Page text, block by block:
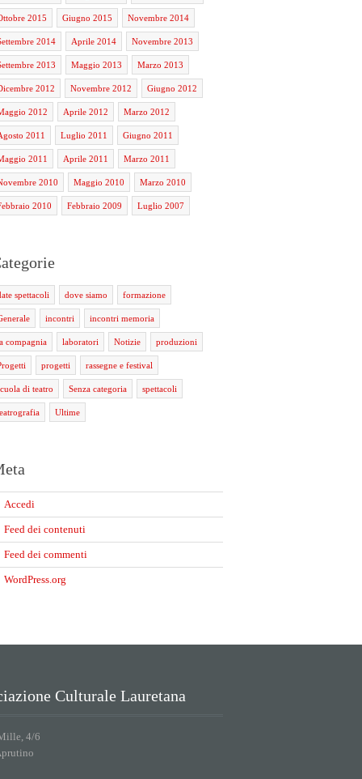
2015 Giugno 2015 Novembre 2014
2014 Aprile 2014 Novembre 2013
2013 Maggio 2013 Marzo 2013
2012 Novembre 2012 Giugno 2012
2012 Aprile 2012 Marzo 2012
2011 Luglio 2011 Giugno 2011
2011 Aprile 2011 Marzo 2011
2010 Maggio 2010 Marzo 2010
2010 Febbraio 2009 Luglio 2007
spettacoli dove siamo formazione
incontri incontri memoria
compagnia laboratori Notizie produzioni
progetti rassegne e festival
di teatro Senza categoria spettacoli
Ultime
Accedi
Feed dei contenuti
Feed dei commenti
WordPress.org
Culturale Lauretana
4/6